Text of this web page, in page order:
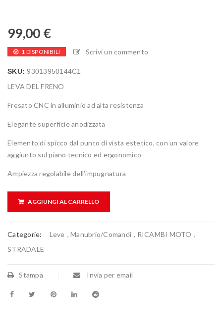
99,00 €
1 DISPONIBILI Scrivi un commento
SKU:93013950144C1
LEVA DEL FRENO
Fresato CNC in alluminio ad alta resistenza
Elegante superficie anodizzata
Elemento di spicco dal punto di vista estetico, con un valore
aggiunto sul piano tecnico ed ergonomico
Ampiezza regolabile dell’impugnatura
AGGIUNGI AL CARRELLO
Categorie: Leve , Manubrio/Comandi , RICAMBI MOTO ,
STRADALE
Stampa Invia per email